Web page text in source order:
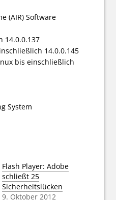
(AIR) Software
14.0.0.137
14.0.0.145
bis einschließlich
System
Flash Player: Adobe
schließt 25
Sicherheitslücken
9. Oktober 2012